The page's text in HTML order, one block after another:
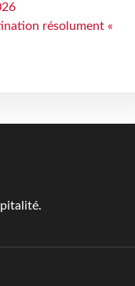
résolument «